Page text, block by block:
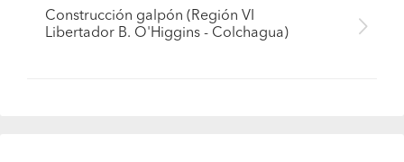
Construcción galpón (Región VI
Libertador B. O'Higgins - Colchagua)